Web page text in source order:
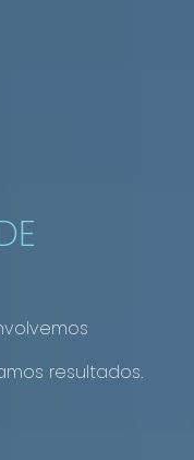
resultados.